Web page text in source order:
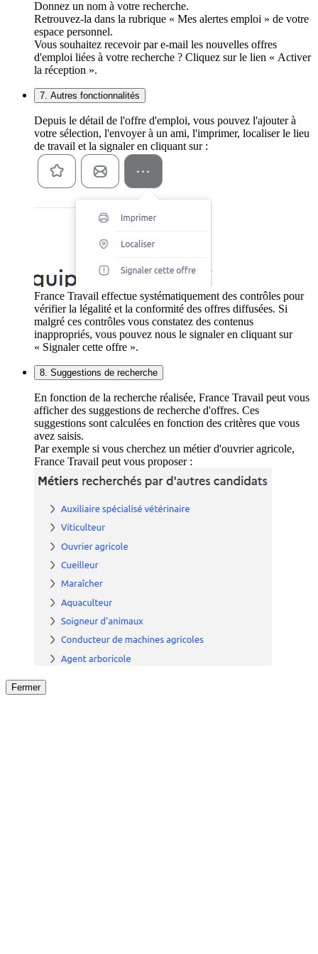
Donnez un nom à votre recherche.
Retrouvez-la dans la rubrique « Mes alertes emploi » de votre
espace personnel.
Vous souhaitez recevoir par e-mail les nouvelles offres
d'emploi liées à votre recherche ? Cliquez sur le lien « Activer
la réception ».
7. Autres fonctionnalités
Depuis le détail de l'offre d'emploi, vous pouvez l'ajouter à
votre sélection, l'envoyer à un ami, l'imprimer, localiser le lieu
de travail et la signaler en cliquant sur :
France Travail effectue systématiquement des contrôles pour
vérifier la légalité et la conformité des offres diffusées. Si
malgré ces contrôles vous constatez des contenus
inappropriés, vous pouvez nous le signaler en cliquant sur
« Signaler cette offre ».
8. Suggestions de recherche
En fonction de la recherche réalisée, France Travail peut vous
afficher des suggestions de recherche d'offres. Ces
suggestions sont calculées en fonction des critères que vous
avez saisis.
Par exemple si vous cherchez un métier d'ouvrier agricole,
France Travail peut vous proposer :
Fermer